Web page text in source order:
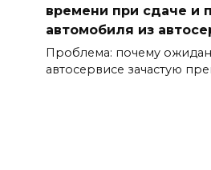
времени при сдаче и
автомобиля из
Проблема: почему
автосервисе зачастую